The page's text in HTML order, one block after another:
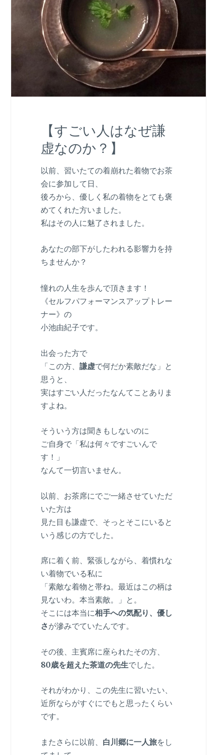
【すごい人はなぜ謙
虚なのか？】
以前、習いたての着崩れた着物でお茶
会に参加して日、
後ろから、優しく私の着物をとても褒
めてくれた方いました。
私はその人に魅了されました。
あなたの部下がしたわれる影響力を持
ちませんか？
憧れの人生を歩んで頂きます！
《セルフパフォーマンスアップトレー
ナー》の
小池由紀子です。
出会った方で
「この方、 謙虚で何だか素敵だな」と
思うと、
実はすごい人だったなんてことありま
すよね。
そういう方は聞きもしないのに
ご自身で「私は何々ですごいんで
す！」
なんて一切言いません。
以前、お茶席にでご一緒させていただ
いた方は
見た目も謙虚で、そっとそこにいると
いう感じの方でした。
席に着く前、緊張しながら、着慣れな
い着物でいる私に
「素敵な着物と帯ね。最近はこの柄は
見ないわ。本当素敵。」と。
そこには本当に相手への気配り、優し
さが滲みでていたんです。
その後、主賓席に座られたその方、
80歳を超えた茶道の先生でした。
それがわかり、この先生に習いたい、
近所ならがすぐにでもと思ったくらい
です。
またさらに以前、 白川郷に一人旅をし